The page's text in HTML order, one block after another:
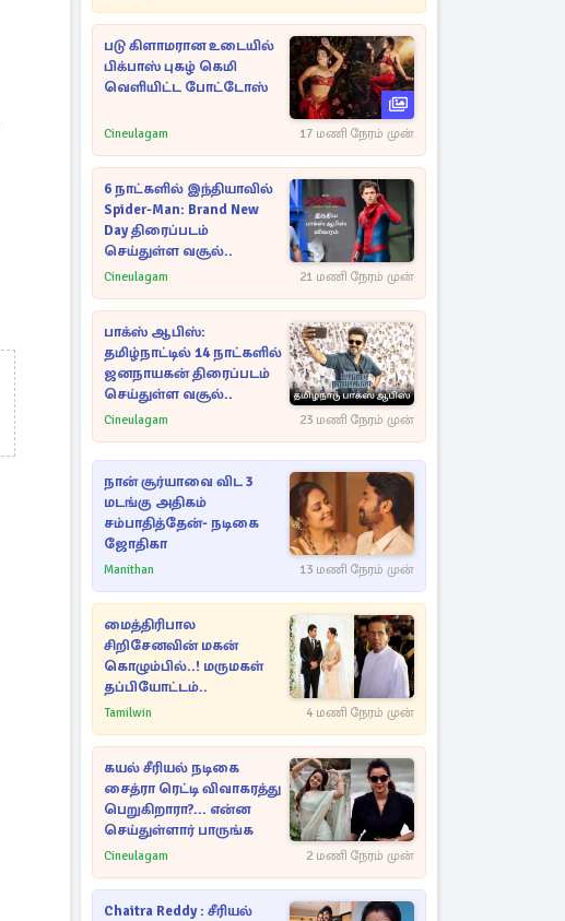
படு கிளாமரான உடையில்
பிக்பாஸ் புகழ் கெமி
வெளியிட்ட போட்டோஸ்
Cineulagam 17 மணி நேரம் முன்
6 நாட்களில் இந்தியாவில்
Spider-Man: Brand New
Day திரைப்படம்
செய்துள்ள வசூல்..
Cineulagam 21 மணி நேரம் முன்
பாக்ஸ் ஆபிஸ்:
தமிழ்நாட்டில் 14 நாட்களில்
ஜனநாயகன் திரைப்படம்
செய்துள்ள வசூல்..
Cineulagam 23 மணி நேரம் முன்
நான் சூர்யாவை விட 3
மடங்கு அதிகம்
சம்பாதித்தேன்- நடிகை
ஜோதிகா
Manithan 13 மணி நேரம் முன்
மைத்திரிபால
சிறிசேனவின் மகன்
கொழும்பில்..! மருமகள்
தப்பியோட்டம்..
Tamilwin 4 மணி நேரம் முன்
கயல் சீரியல் நடிகை
சைத்ரா ரெட்டி விவாகரத்து
பெறுகிறாரா?... என்ன
செய்துள்ளார் பாருங்க
Cineulagam 2 மணி நேரம் முன்
Chaitra Reddy : சீரியல்